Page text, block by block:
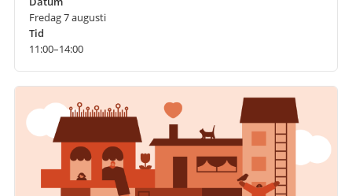
Fredag 7 augusti
Tid
11:00–14:00